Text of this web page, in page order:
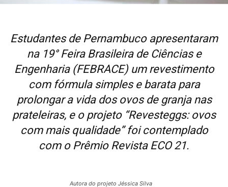
Estudantes de Pernambuco apresentaram
na 19° Feira Brasileira de Ciências e
Engenharia (FEBRACE) um revestimento
com fórmula simples e barata para
prolongar a vida dos ovos de granja nas
prateleiras, e o projeto “Revesteggs: ovos
com mais qualidade” foi contemplado
com o Prêmio Revista ECO 21.
Autora do projeto Jéssica Silva